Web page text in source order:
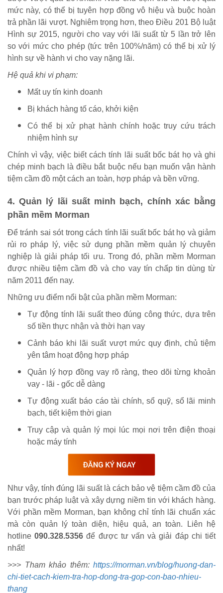
mức này, có thể bị tuyên hợp đồng vô hiệu và buộc hoàn
trả phần lãi vượt. Nghiêm trọng hơn, theo Điều 201 Bộ luật
Hình sự 2015, người cho vay với lãi suất từ 5 lần trở lên
so với mức cho phép (tức trên 100%/năm) có thể bị xử lý
hình sự về hành vi cho vay nặng lãi.
Hệ quả khi vi phạm:
Mất uy tín kinh doanh
Bị khách hàng tố cáo, khởi kiện
Có thể bị xử phạt hành chính hoặc truy cứu trách
nhiệm hình sự
Chính vì vậy, việc biết cách tính lãi suất bốc bát họ và ghi
chép minh bạch là điều bắt buộc nếu bạn muốn vận hành
tiệm cầm đồ một cách an toàn, hợp pháp và bền vững.
4. Quản lý lãi suất minh bạch, chính xác bằng
phần mềm Morman
Để tránh sai sót trong cách tính lãi suất bốc bát họ và giảm
rủi ro pháp lý, việc sử dụng phần mềm quản lý chuyên
nghiệp là giải pháp tối ưu. Trong đó, phần mềm Morman
được nhiều tiệm cầm đồ và cho vay tín chấp tin dùng từ
năm 2011 đến nay.
Những ưu điểm nổi bật của phần mềm Morman:
Tự động tính lãi suất theo đúng công thức, dựa trên
số tiền thực nhận và thời hạn vay
Cảnh báo khi lãi suất vượt mức quy định, chủ tiệm
yên tâm hoạt động hợp pháp
Quản lý hợp đồng vay rõ ràng, theo dõi từng khoản
vay - lãi - gốc dễ dàng
Tự động xuất báo cáo tài chính, sổ quỹ, sổ lãi minh
bạch, tiết kiệm thời gian
Truy cập và quản lý mọi lúc mọi nơi trên điện thoại
hoặc máy tính
Như vậy, tính đúng lãi suất là cách bảo vệ tiệm cầm đồ của
bạn trước pháp luật và xây dựng niềm tin với khách hàng.
Với phần mềm Morman, bạn không chỉ tính lãi chuẩn xác
mà còn quản lý toàn diện, hiệu quả, an toàn. Liên hệ
hotline090.328.5356để được tư vấn và giải đáp chi tiết
nhất!
>>> Tham khảo thêm: https://morman.vn/blog/huong-dan-
chi-tiet-cach-kiem-tra-hop-dong-tra-gop-con-bao-nhieu-
thang